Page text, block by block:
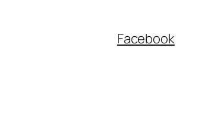
Facebook